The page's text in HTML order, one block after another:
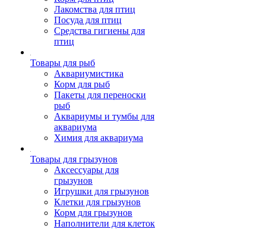
Лакомства для птиц
Посуда для птиц
Средства гигиены для
птиц
Товары для рыб
Аквариумистика
Корм для рыб
Пакеты для переноски
рыб
Аквариумы и тумбы для
аквариума
Химия для аквариума
Товары для грызунов
Аксессуары для
грызунов
Игрушки для грызунов
Клетки для грызунов
Корм для грызунов
Наполнители для клеток